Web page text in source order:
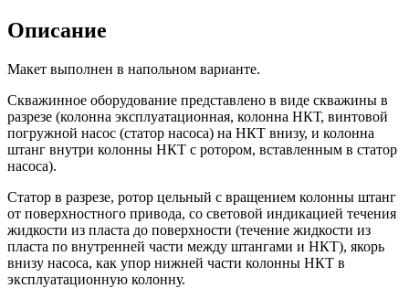
Описание
Макет выполнен в напольном варианте.
Скважинное оборудование представлено в виде скважины в
разрезе (колонна эксплуатационная, колонна НКТ, винтовой
погружной насос (статор насоса) на НКТ внизу, и колонна
штанг внутри колонны НКТ с ротором, вставленным в статор
насоса).
Статор в разрезе, ротор цельный с вращением колонны штанг
от поверхностного привода, со световой индикацией течения
жидкости из пласта до поверхности (течение жидкости из
пласта по внутренней части между штангами и НКТ), якорь
внизу насоса, как упор нижней части колонны НКТ в
эксплуатационную колонну.